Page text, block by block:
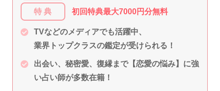
特 典 初回特典最大7000円分無料
TVなどのメディアでも活躍中、
業界トップクラスの鑑定が受けられる！
出会い、秘密愛、復縁まで【恋愛の悩み】に強
い占い師が多数在籍！